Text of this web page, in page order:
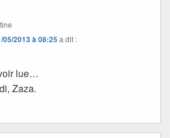
05/2013 à 08:25a dit :
lue…
Zaza.